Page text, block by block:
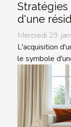
d'une
Mercredi 29
L'acquisition
le symbole